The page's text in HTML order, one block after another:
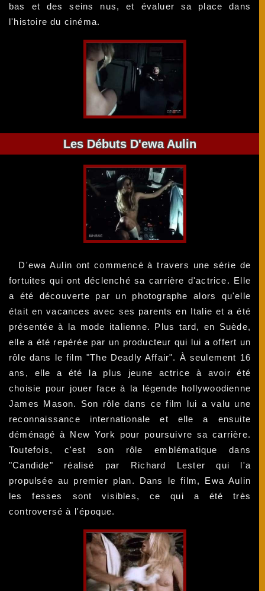
bas et des seins nus, et évaluer sa place dans
l'histoire du cinéma.
Les Débuts D'ewa Aulin
D'ewa Aulin ont commencé à travers une série de
fortuites qui ont déclenché sa carrière d'actrice. Elle
a été découverte par un photographe alors qu'elle
était en vacances avec ses parents en Italie et a été
présentée à la mode italienne. Plus tard, en Suède,
elle a été repérée par un producteur qui lui a offert un
rôle dans le film "The Deadly Affair". À seulement 16
ans, elle a été la plus jeune actrice à avoir été
choisie pour jouer face à la légende hollywoodienne
James Mason. Son rôle dans ce film lui a valu une
reconnaissance internationale et elle a ensuite
déménagé à New York pour poursuivre sa carrière.
Toutefois, c'est son rôle emblématique dans
"Candide" réalisé par Richard Lester qui l'a
propulsée au premier plan. Dans le film, Ewa Aulin
les fesses sont visibles, ce qui a été très
controversé à l'époque.